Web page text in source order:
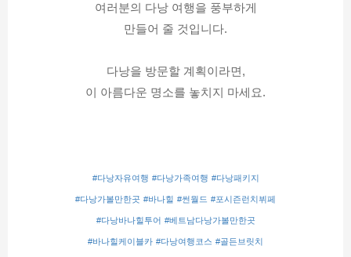
여러분의 다낭 여행을 풍부하게
만들어 줄 것입니다.
다낭을 방문할 계획이라면,
이 아름다운 명소를 놓치지 마세요.
#다낭자유여행 #다낭가족여행 #다낭패키지
#다낭가볼만한곳 #바나힐 #썬월드 #포시즌런치뷔페
#다낭바나힐투어 #베트남다낭가볼만한곳
#바나힐케이블카 #다낭여행코스 #골든브릿치